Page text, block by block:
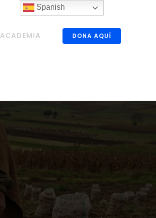
ACADEMIA DONA AQUÍ
Spanish